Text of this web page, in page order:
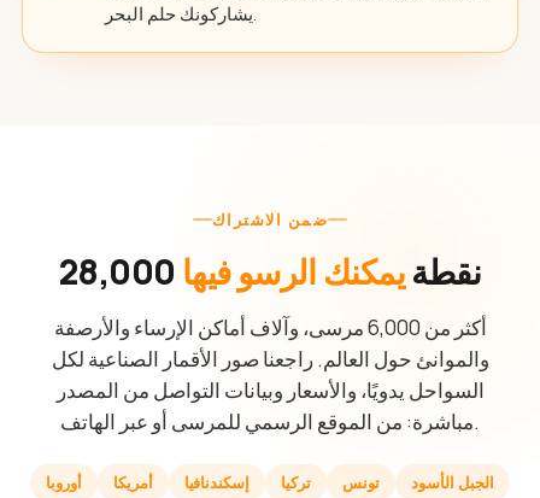
يشاركونك حلم البحر.
ضمن الاشتراك
28,000 نقطةيمكنك الرسو فيها
أكثر من 6,000 مرسى، وآلاف أماكن الإرساء والأرصفة
والموانئ حول العالم. راجعنا صور الأقمار الصناعية لكل
السواحل يدويًا، والأسعار وبيانات التواصل من المصدر
مباشرة: من الموقع الرسمي للمرسى أو عبر الهاتف.
أوروبا أمريكا إسكندنافيا تركيا تونس
الجبل الأسود